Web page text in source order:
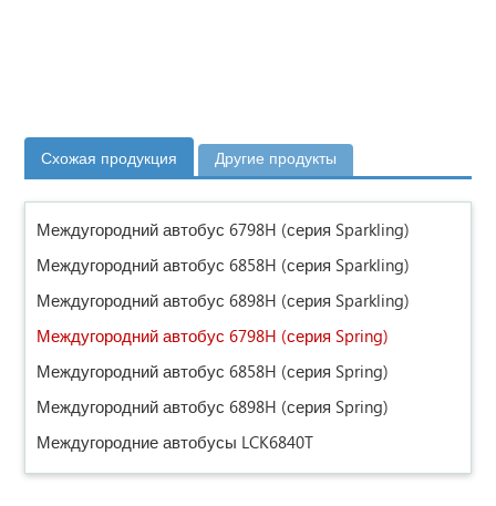
Схожая продукция Другие продукты
Междугородний автобус 6798H (серия Sparkling)
Междугородний автобус 6858H (серия Sparkling)
Междугородний автобус 6898H (серия Sparkling)
Междугородний автобус 6798H (серия Spring)
Междугородний автобус 6858H (серия Spring)
Междугородний автобус 6898H (серия Spring)
Междугородние автобусы LCK6840T